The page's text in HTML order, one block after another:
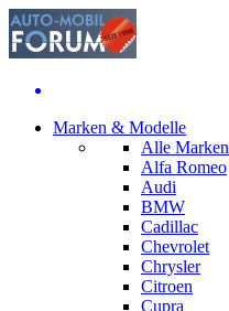
Marken & Modelle
Alle Marken
Alfa Romeo
Audi
BMW
Cadillac
Chevrolet
Chrysler
Citroen
Cupra